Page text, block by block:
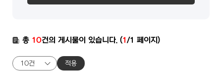
총 10건의 게시물이 있습니다. (1/1 페이지)
적용